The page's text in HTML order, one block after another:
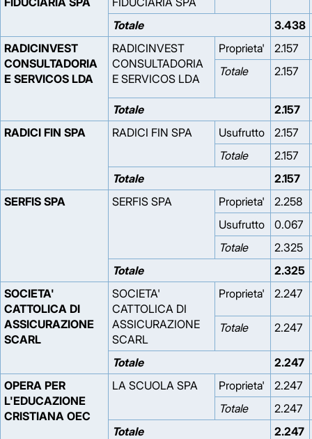
Totale
3.438
RADICINVEST
CONSULTADORIA
E SERVICOS LDA
RADICINVEST
CONSULTADORIA
E SERVICOS LDA
Proprieta'
2.157
Totale
2.157
Totale
2.157
RADICI FIN SPA
RADICI FIN SPA Usufrutto
2.157
Totale
2.157
Totale
2.157
SERFIS SPA
SERFIS SPA Proprieta'
2.258
Usufrutto
0.067
Totale
2.325
Totale
2.325
SOCIETA'
CATTOLICA DI
ASSICURAZIONE
SCARL
SOCIETA'
CATTOLICA DI
ASSICURAZIONE
SCARL
Proprieta' 2.247
Totale 2.247
Totale
2.247
OPERA PER
L'EDUCAZIONE
CRISTIANA OEC
LA SCUOLA SPA Proprieta'
2.247
Totale
2.247
Totale
2.247